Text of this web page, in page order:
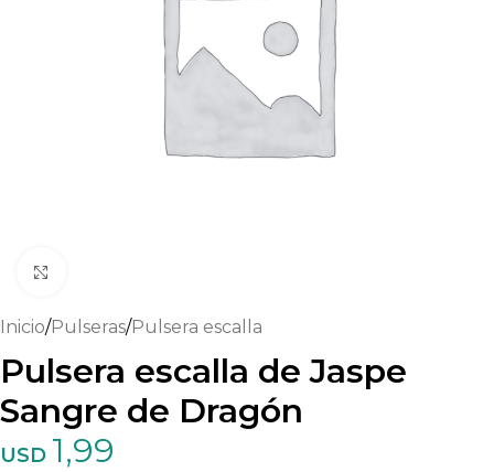
Inicio/Pulseras/Pulsera escalla
Pulsera escalla de Jaspe
Sangre de Dragón
USD 1,99